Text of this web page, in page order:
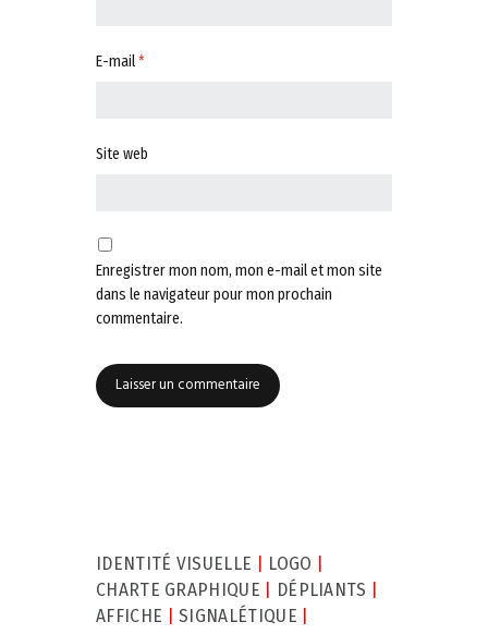
E-mail*
Site web
Enregistrer mon nom, mon e-mail et mon site
dans le navigateur pour mon prochain
commentaire.
IDENTITÉ VISUELLE LOGO
CHARTE GRAPHIQUE
DÉPLIANTS
AFFICHE
|SIGNALÉTIQUE